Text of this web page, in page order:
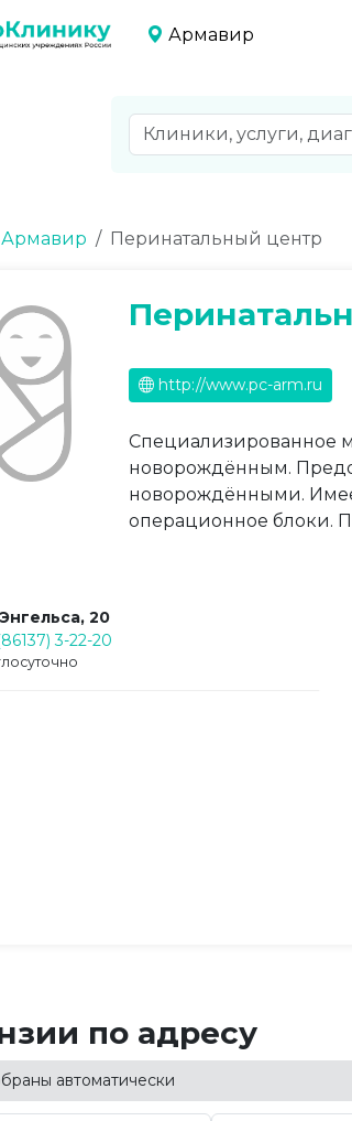
Армавир
Армавир Перинатальный центр
http://www.pc-arm.ru
Специализированное
новорождённым.
новорождёнными.
операционное блоки.
20
3-22-20
по адресу
автоматически